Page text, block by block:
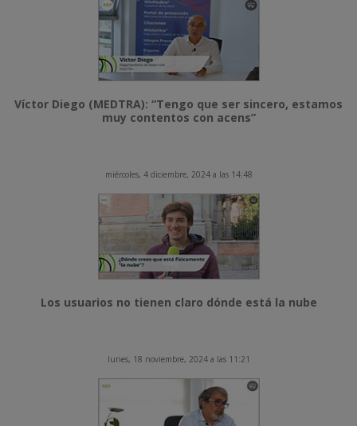
Víctor Diego (MEDTRA): “Tengo que ser sincero, estamos
muy contentos con acens”
miércoles, 4 diciembre, 2024 a las 14:48
Los usuarios no tienen claro dónde está la nube
lunes, 18 noviembre, 2024 a las 11:21